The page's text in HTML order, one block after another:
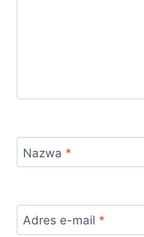
Nazwa *
Adres e-mail *